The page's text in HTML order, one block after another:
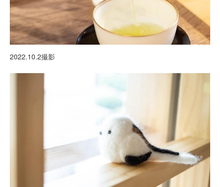
2022.10.2撮影